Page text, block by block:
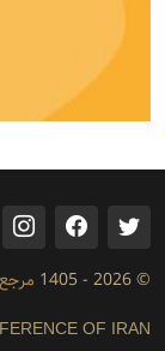
© 2026 - 1405
OF IRAN